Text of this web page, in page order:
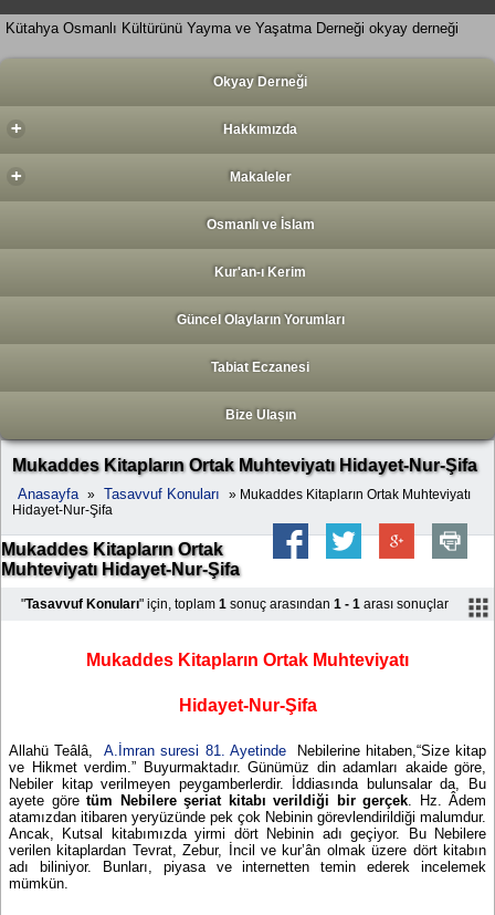
Kütahya Osmanlı Kültürünü Yayma ve Yaşatma Derneği okyay derneği
Okyay Derneği
+ Hakkımızda
+ Makaleler
Osmanlı ve İslam
Kur'an-ı Kerim
Güncel Olayların Yorumları
Tabiat Eczanesi
Bize Ulaşın
Mukaddes Kitapların Ortak Muhteviyatı Hidayet-Nur-Şifa
Anasayfa » Tasavvuf Konuları
» Mukaddes Kitapların Ortak Muhteviyatı
Hidayet-Nur-Şifa
Mukaddes Kitapların Ortak
Muhteviyatı Hidayet-Nur-Şifa
"Tasavvuf Konuları" için, toplam 1 sonuç arasından 1 - 1 arası sonuçlar
Mukaddes Kitapların Ortak Muhteviyatı
Hidayet-Nur-Şifa
Allahü Teâlâ, A.İmran suresi 81. Ayetinde
Nebilerine hitaben,“Size kitap
ve Hikmet verdim.” Buyurmaktadır. Günümüz din adamları akaide göre,
Nebiler kitap verilmeyen peygamberlerdir. İddiasında bulunsalar da, Bu
ayete göre tüm Nebilere şeriat kitabı verildiği bir gerçek . Hz. Âdem
atamızdan itibaren yeryüzünde pek çok Nebinin görevlendirildiği malumdur.
Ancak, Kutsal kitabımızda yirmi dört Nebinin adı geçiyor. Bu Nebilere
verilen kitaplardan Tevrat, Zebur, İncil ve kur’ân olmak üzere dört kitabın
adı biliniyor. Bunları, piyasa ve internetten temin ederek incelemek
mümkün.